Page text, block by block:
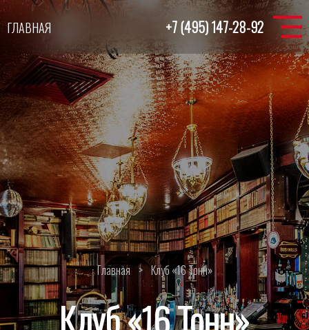
ГЛАВНАЯ +7 (495) 147-28-92
Главная > Клуб «16 Тонн»
Клуб «16 Тонн»